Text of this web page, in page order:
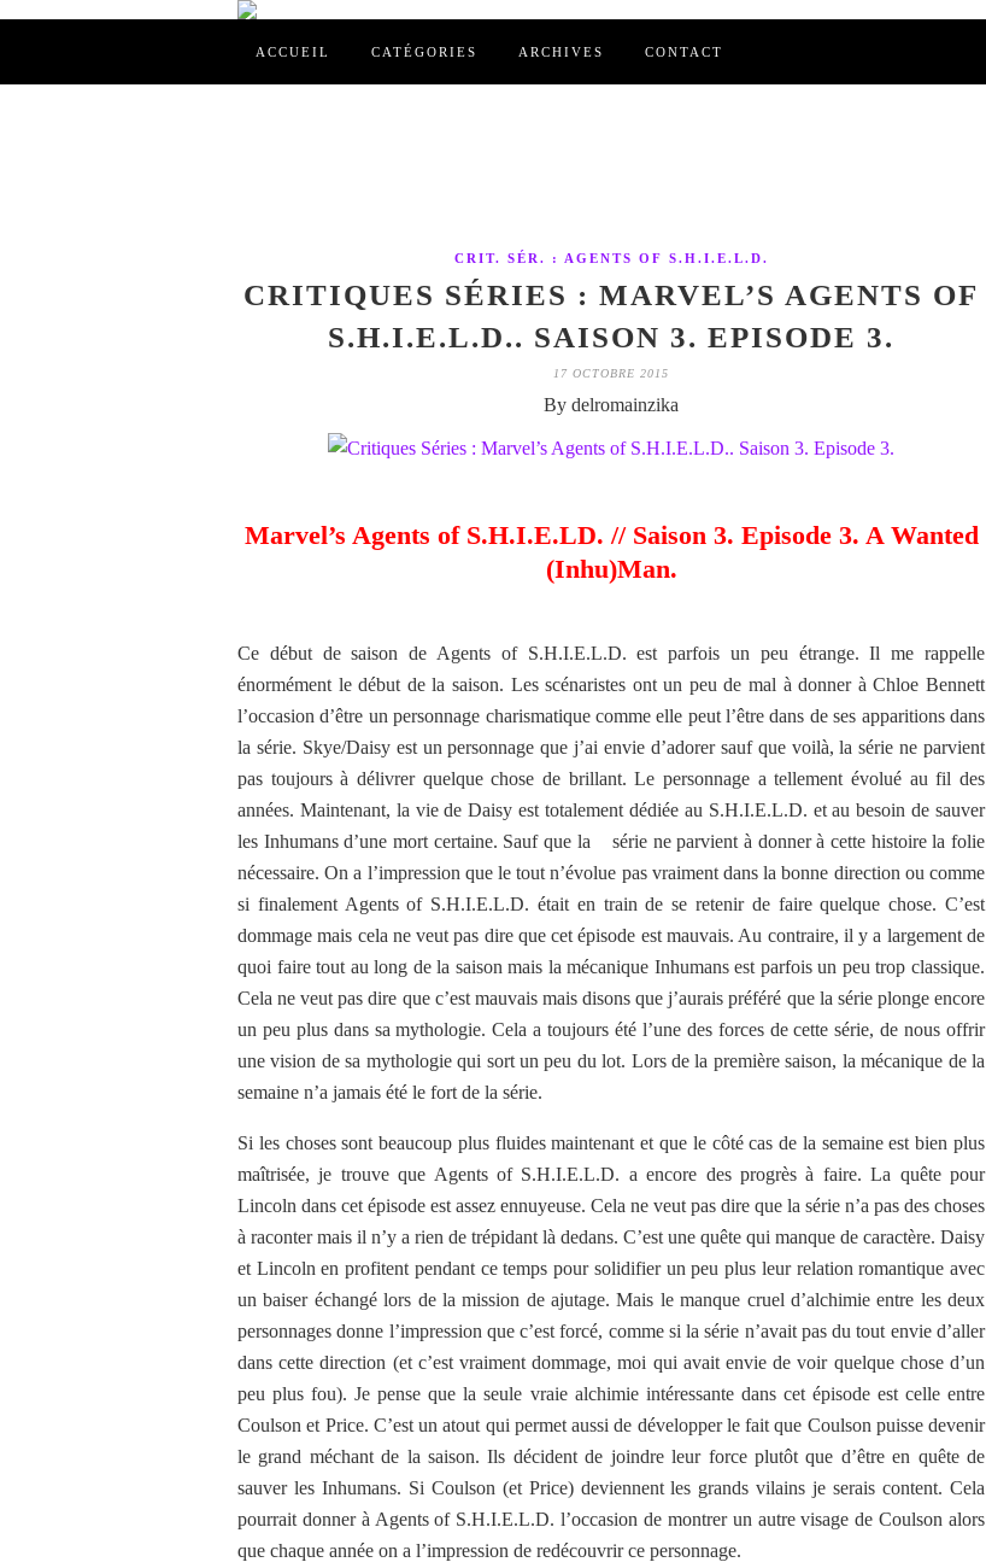
ACCUEIL CATÉGORIES ARCHIVES CONTACT
CRIT. SÉR. : AGENTS OF S.H.I.E.L.D.
CRITIQUES SÉRIES : MARVEL’S AGENTS OF
S.H.I.E.L.D.. SAISON 3. EPISODE 3.
17 OCTOBRE 2015
By delromainzika
Marvel’s Agents of S.H.I.E.LD. // Saison 3. Episode 3. A Wanted
(Inhu)Man.
Ce début de saison de Agents of S.H.I.E.L.D. est parfois un peu étrange. Il me rappelle
énormément le début de la saison. Les scénaristes ont un peu de mal à donner à Chloe Bennett
l’occasion d’être un personnage charismatique comme elle peut l’être dans de ses apparitions dans
la série. Skye/Daisy est un personnage que j’ai envie d’adorer sauf que voilà, la série ne parvient
pas toujours à délivrer quelque chose de brillant. Le personnage a tellement évolué au fil des
années. Maintenant, la vie de Daisy est totalement dédiée au S.H.I.E.L.D. et au besoin de sauver
les Inhumans d’une mort certaine. Sauf que la série ne parvient à donner à cette histoire la folie
nécessaire. On a l’impression que le tout n’évolue pas vraiment dans la bonne direction ou comme
si finalement Agents of S.H.I.E.L.D. était en train de se retenir de faire quelque chose. C’est
dommage mais cela ne veut pas dire que cet épisode est mauvais. Au contraire, il y a largement de
quoi faire tout au long de la saison mais la mécanique Inhumans est parfois un peu trop classique.
Cela ne veut pas dire que c’est mauvais mais disons que j’aurais préféré que la série plonge encore
un peu plus dans sa mythologie. Cela a toujours été l’une des forces de cette série, de nous offrir
une vision de sa mythologie qui sort un peu du lot. Lors de la première saison, la mécanique de la
semaine n’a jamais été le fort de la série.
Si les choses sont beaucoup plus fluides maintenant et que le côté cas de la semaine est bien plus
maîtrisée, je trouve que Agents of S.H.I.E.L.D. a encore des progrès à faire. La quête pour
Lincoln dans cet épisode est assez ennuyeuse. Cela ne veut pas dire que la série n’a pas des choses
à raconter mais il n’y a rien de trépidant là dedans. C’est une quête qui manque de caractère. Daisy
et Lincoln en profitent pendant ce temps pour solidifier un peu plus leur relation romantique avec
un baiser échangé lors de la mission de ajutage. Mais le manque cruel d’alchimie entre les deux
personnages donne l’impression que c’est forcé, comme si la série n’avait pas du tout envie d’aller
dans cette direction (et c’est vraiment dommage, moi qui avait envie de voir quelque chose d’un
peu plus fou). Je pense que la seule vraie alchimie intéressante dans cet épisode est celle entre
Coulson et Price. C’est un atout qui permet aussi de développer le fait que Coulson puisse devenir
le grand méchant de la saison. Ils décident de joindre leur force plutôt que d’être en quête de
sauver les Inhumans. Si Coulson (et Price) deviennent les grands vilains je serais content. Cela
pourrait donner à Agents of S.H.I.E.L.D. l’occasion de montrer un autre visage de Coulson alors
que chaque année on a l’impression de redécouvrir ce personnage.